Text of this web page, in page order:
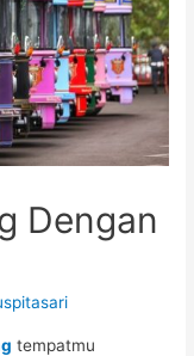
Dengan
tempatmu